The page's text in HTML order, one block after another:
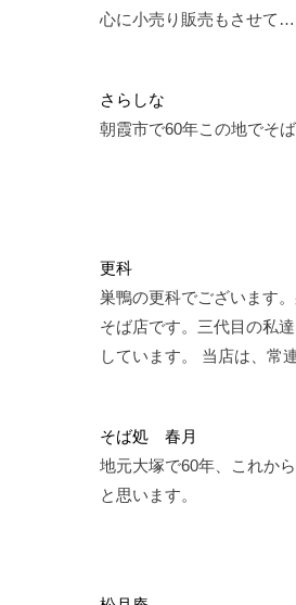
心に小売り販売もさせて…
さらしな
朝霞市で60年この地でそ
更科
巣鴨の更科でございます
そば店です。三代目の私
しています。 当店は、常
そば処 春月
地元大塚で60年、これか
と思います。